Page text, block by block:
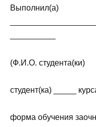
Выполнил(а)
(Ф.И.О. студента(ки)
студент(ка) _____
форма обучения